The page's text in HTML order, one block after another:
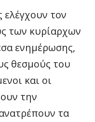
ελέγχουν τον
των κυρίαρχων
ενημέρωσης,
θεσμούς του
και οι
την
τα